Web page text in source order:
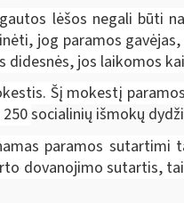
lėšos negali būti
jog paramos
didesnės, jos laikomos
Šį mokestį
250socialinių išmokų
paramos sutartimi
dovanojimo sutartis,